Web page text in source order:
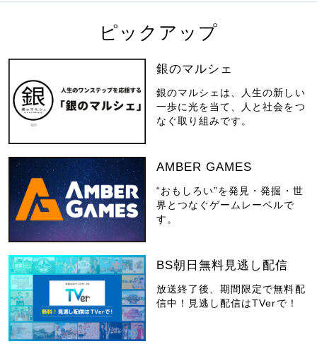
ピックアップ
銀のマルシェ
銀のマルシェは、人生の新しい
一歩に光を当て、人と社会をつ
なぐ取り組みです。
AMBER GAMES
“おもしろい”を発見・発掘・世
界とつなぐゲームレーベルで
す。
BS朝日無料見逃し配信
放送終了後、期間限定で無料配
信中！見逃し配信はTVerで！